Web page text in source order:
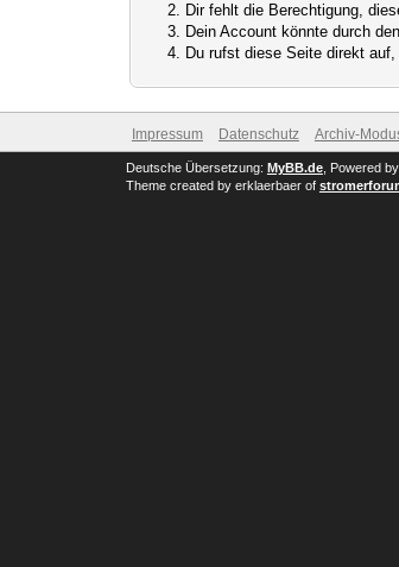
Dir fehlt die Berechtigung,
Dein Account könnte durch
Du rufst diese Seite direkt
Impressum Datenschutz Archiv-
Deutsche Übersetzung: MyBB.de, Powered by
Theme created by erklaerbaer of